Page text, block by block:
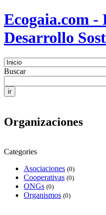
Ecogaia.com -
Desarrollo
Buscar
Organizaciones
Categories
Asociaciones (0)
Cooperativas (0)
ONGs (0)
Organismos (0)